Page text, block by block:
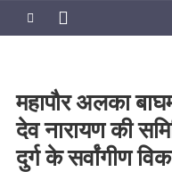
महापौर अलका
देव नारायण की
दुर्ग के सर्वांगीण